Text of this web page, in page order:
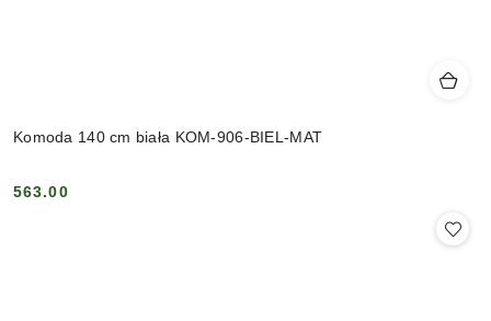
Komoda 140 cm biała KOM-906-BIEL-MAT
Cena:
563.00